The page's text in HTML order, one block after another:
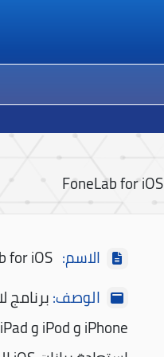
FoneLab for iOS
الاسم: for iOS
الوصف:برنامج